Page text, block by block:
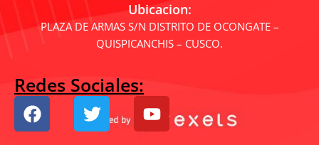
Ubicacion:
PLAZA DE ARMAS S/N DISTRITO DE OCONGATE –
QUISPICANCHIS – CUSCO.
Redes Sociales:
F
a
T
w
Y
o